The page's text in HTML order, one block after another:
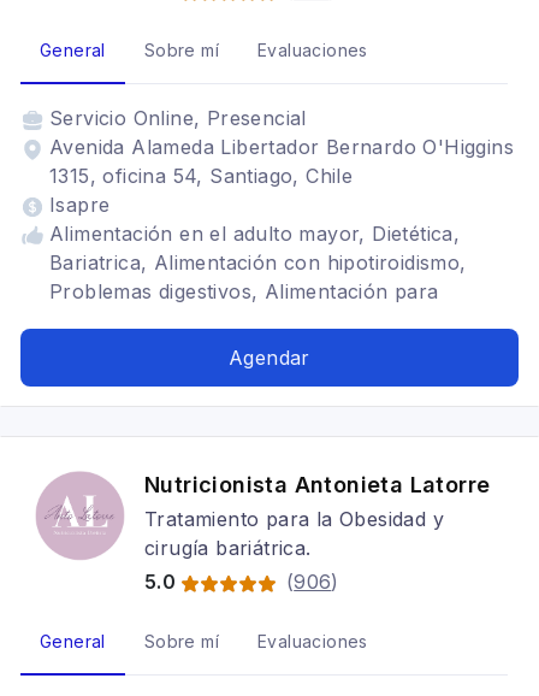
General Sobre mí Evaluaciones
Servicio Online, Presencial
Avenida Alameda Libertador Bernardo O'Higgins
1315, oficina 54, Santiago, Chile
Isapre
Alimentación en el adulto mayor, Dietética,
Bariatrica, Alimentación con hipotiroidismo,
Problemas digestivos, Alimentación para
Alimentación baja en carbohidratos
Agendar
Nutricionista Antonieta Latorre
Tratamiento para la Obesidad y
cirugía bariátrica.
5.0
(906)
General Sobre mí Evaluaciones